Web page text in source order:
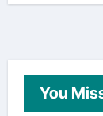
You